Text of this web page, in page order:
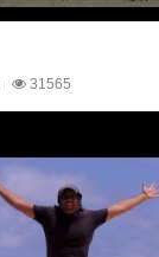
31565